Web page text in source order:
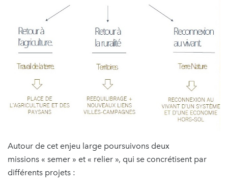
Autour de cet enjeu large poursuivons deux
missions « semer » et « relier », qui se concrétisent par
différents projets :